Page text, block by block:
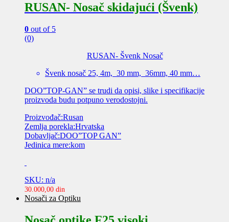
RUSAN- Nosač skidajući (Švenk)
0 out of 5
(0)
RUSAN- Švenk Nosač
Švenk nosač 25, 4m, 30 mm, 36mm, 40 mm…
DOO”TOP-GAN” se trudi da opisi, slike i specifikacije
proizvoda budu potpuno verodostojni.
Proizvođač:Rusan
Zemlja porekla:Hrvatska
Dobavljač:DOO”TOP GAN”
Jedinica mere:kom
SKU: n/a
30.000,00 din
Nosači za Optiku